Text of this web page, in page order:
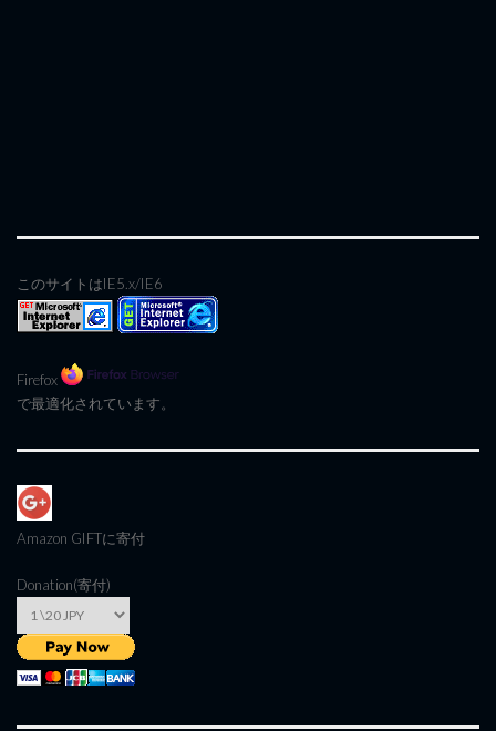
このサイトはIE5.x/IE6
Firefox
で最適化されています。
Amazon GIFTに寄付
Donation(寄付)